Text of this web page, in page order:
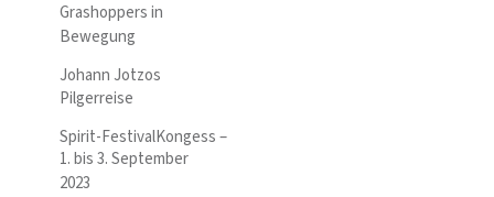
Grashoppers in
Bewegung
Johann Jotzos
Pilgerreise
Spirit-FestivalKongess –
1. bis 3. September
2023